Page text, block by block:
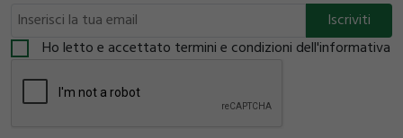
Ho letto e accettato termini e condizioni dell'informativa